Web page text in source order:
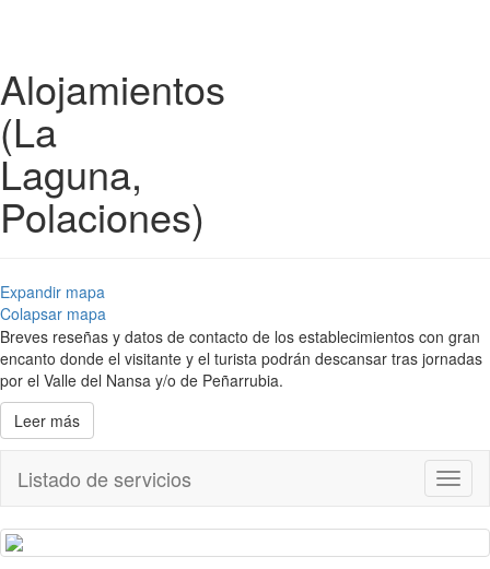
Alojamientos
(La
Laguna,
Polaciones)
Expandir mapa
Colapsar mapa
Breves reseñas y datos de contacto de los establecimientos con gran
encanto donde el visitante y el turista podrán descansar tras jornadas
por el Valle del Nansa y/o de Peñarrubia.
Leer más
Listado de servicios